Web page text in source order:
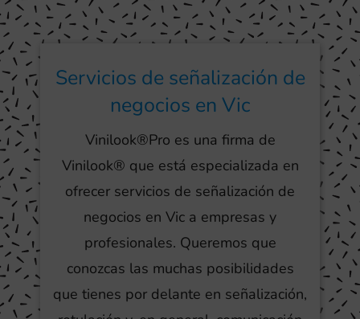
Servicios de señalización de
negocios en Vic
Vinilook®Pro es una firma de
Vinilook® que está especializada en
ofrecer servicios de señalización de
negocios en Vic a empresas y
profesionales. Queremos que
conozcas las muchas posibilidades
que tienes por delante en señalización,